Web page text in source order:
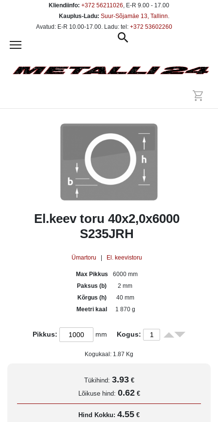
Kliendiinfo: +372 56211026, E-R 9.00 - 17.00
Kauplus-Ladu: Suur-Sõjamäe 13, Tallinn.
Avatud: E-R 10.00-17.00. Ladu: tel: +372 53602260
El.keev toru 40x2,0x6000
S235JRH
Ümartoru El. keevistoru
Max Pikkus
6000 mm
Paksus (b)
2 mm
Kõrgus (h)
40 mm
Meetri kaal
1 870 g
Pikkus: mm Kogus:
Kogukaal: 1.87 Kg
Tükihind: 3.93 €
Lõikuse hind: 0.62 €
Hind Kokku: 4.55 €